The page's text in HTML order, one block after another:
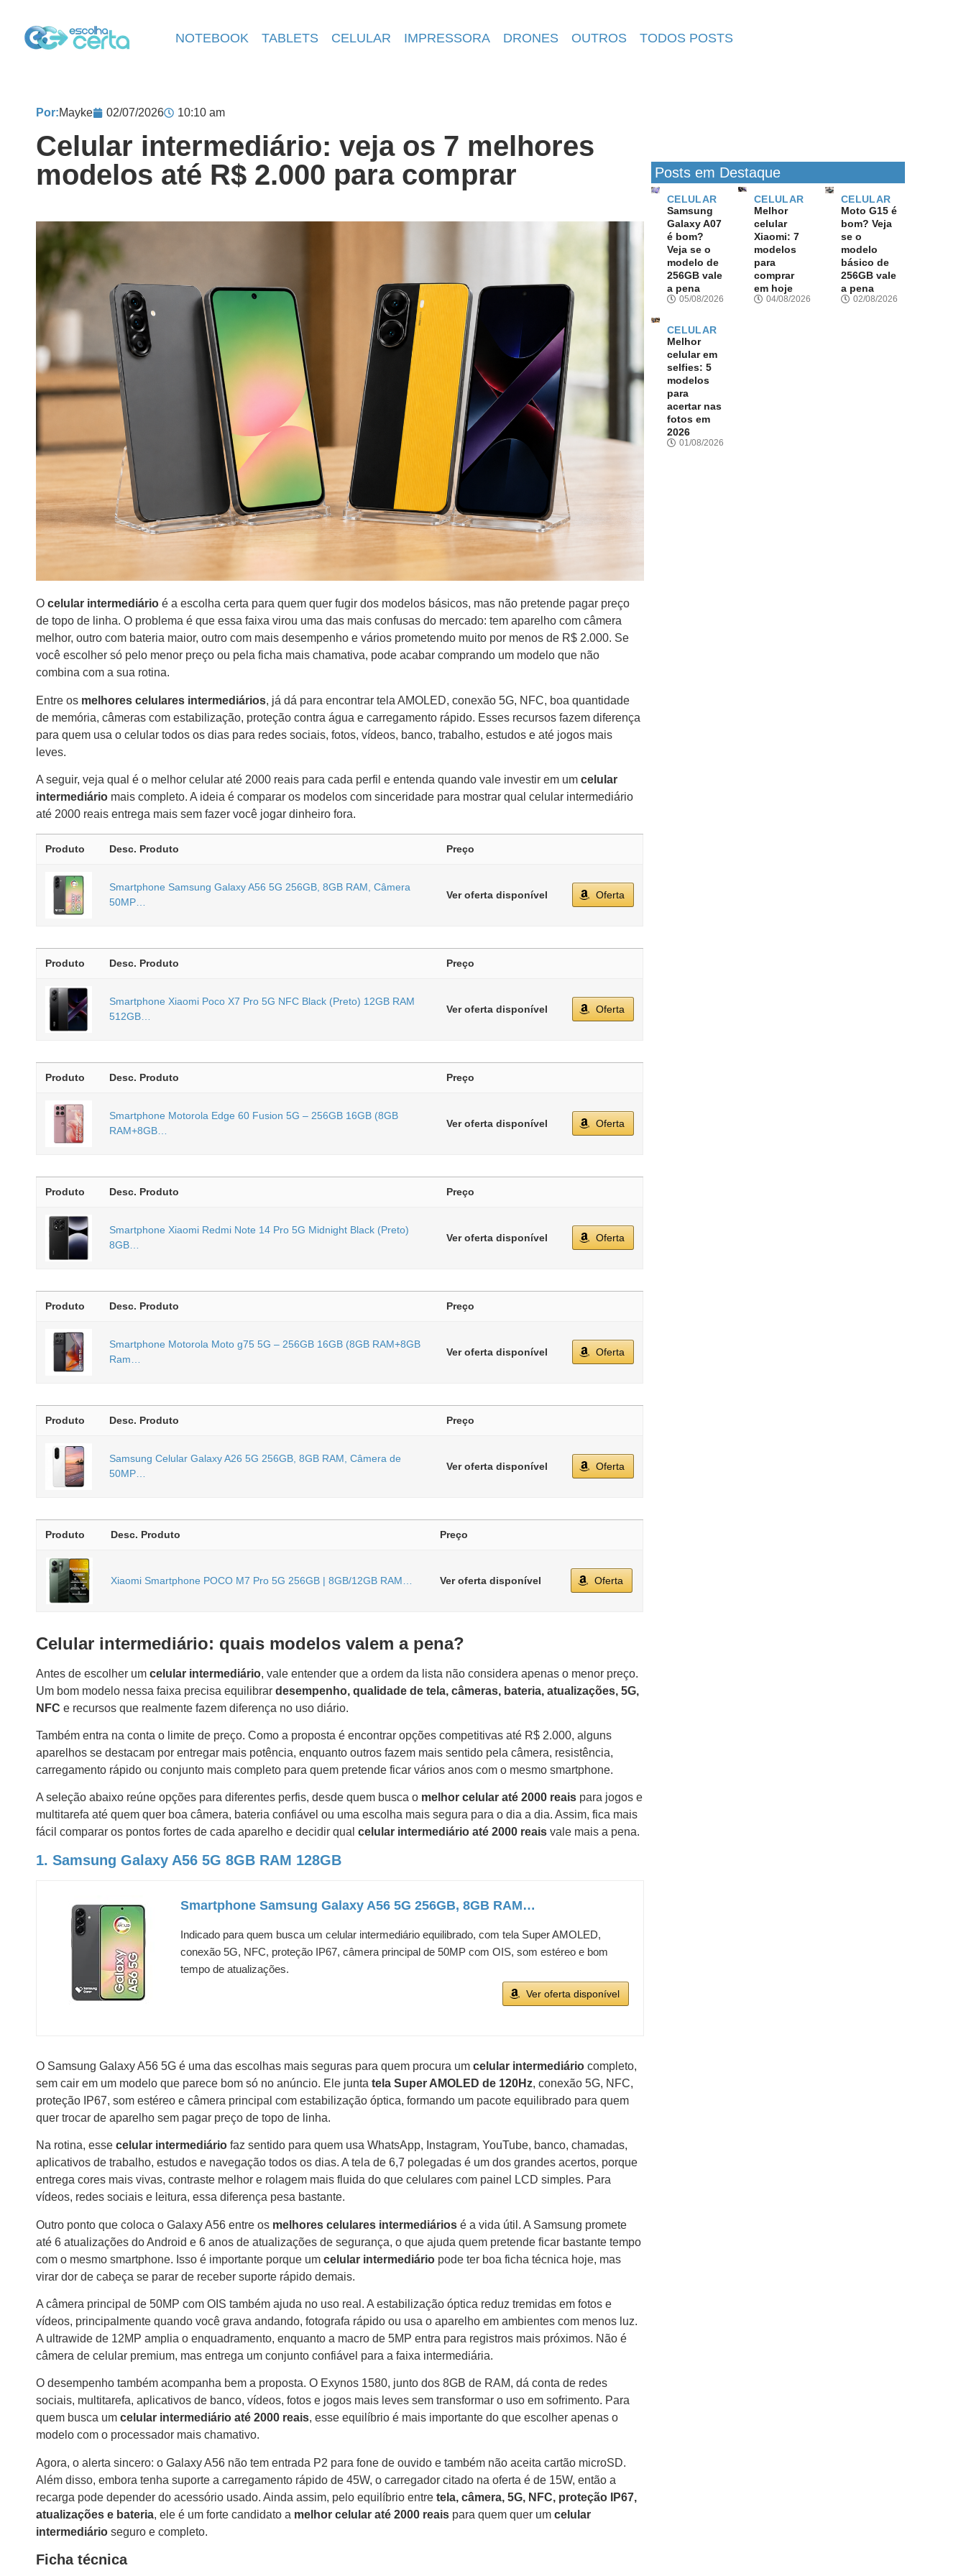
NOTEBOOK TABLETS CELULAR IMPRESSORA DRONES OUTROS TODOS POSTS
Por:Mayke 02/07/2026 10:10 am
Celular intermediário: veja os 7 melhores
modelos até R$ 2.000 para comprar
O celular intermediário é a escolha certa para quem quer fugir dos modelos básicos, mas não pretende pagar preço
de topo de linha. O problema é que essa faixa virou uma das mais confusas do mercado: tem aparelho com câmera
melhor, outro com bateria maior, outro com mais desempenho e vários prometendo muito por menos de R$ 2.000. Se
você escolher só pelo menor preço ou pela ficha mais chamativa, pode acabar comprando um modelo que não
combina com a sua rotina.
Entre os melhores celulares intermediários, já dá para encontrar tela AMOLED, conexão 5G, NFC, boa quantidade
de memória, câmeras com estabilização, proteção contra água e carregamento rápido. Esses recursos fazem diferença
para quem usa o celular todos os dias para redes sociais, fotos, vídeos, banco, trabalho, estudos e até jogos mais
leves.
A seguir, veja qual é o melhor celular até 2000 reais para cada perfil e entenda quando vale investir em um celular
intermediário mais completo. A ideia é comparar os modelos com sinceridade para mostrar qual celular intermediário
até 2000 reais entrega mais sem fazer você jogar dinheiro fora.
Produto Desc. Produto Preço
Smartphone Samsung Galaxy A56 5G 256GB, 8GB RAM, Câmera
50MP…
Ver oferta disponível Oferta
Produto Desc. Produto Preço
Smartphone Xiaomi Poco X7 Pro 5G NFC Black (Preto) 12GB RAM
512GB…
Ver oferta disponível Oferta
Produto Desc. Produto Preço
Smartphone Motorola Edge 60 Fusion 5G – 256GB 16GB (8GB
RAM+8GB…
Ver oferta disponível Oferta
Produto Desc. Produto Preço
Smartphone Xiaomi Redmi Note 14 Pro 5G Midnight Black (Preto)
8GB…
Ver oferta disponível Oferta
Produto Desc. Produto Preço
Smartphone Motorola Moto g75 5G – 256GB 16GB (8GB RAM+8GB
Ram…
Ver oferta disponível Oferta
Produto Desc. Produto Preço
Samsung Celular Galaxy A26 5G 256GB, 8GB RAM, Câmera de
50MP…
Ver oferta disponível Oferta
Produto Desc. Produto Preço
Xiaomi Smartphone POCO M7 Pro 5G 256GB | 8GB/12GB RAM… Ver oferta disponível Oferta
Celular intermediário: quais modelos valem a pena?
Antes de escolher um celular intermediário, vale entender que a ordem da lista não considera apenas o menor preço.
Um bom modelo nessa faixa precisa equilibrar desempenho, qualidade de tela, câmeras, bateria, atualizações, 5G,
NFC e recursos que realmente fazem diferença no uso diário.
Também entra na conta o limite de preço. Como a proposta é encontrar opções competitivas até R$ 2.000, alguns
aparelhos se destacam por entregar mais potência, enquanto outros fazem mais sentido pela câmera, resistência,
carregamento rápido ou conjunto mais completo para quem pretende ficar vários anos com o mesmo smartphone.
A seleção abaixo reúne opções para diferentes perfis, desde quem busca o melhor celular até 2000 reais para jogos e
multitarefa até quem quer boa câmera, bateria confiável ou uma escolha mais segura para o dia a dia. Assim, fica mais
fácil comparar os pontos fortes de cada aparelho e decidir qual celular intermediário até 2000 reais vale mais a pena.
1. Samsung Galaxy A56 5G 8GB RAM 128GB
Smartphone Samsung Galaxy A56 5G 256GB, 8GB RAM…
Indicado para quem busca um celular intermediário equilibrado, com tela Super AMOLED,
conexão 5G, NFC, proteção IP67, câmera principal de 50MP com OIS, som estéreo e bom
tempo de atualizações.
Ver oferta disponível
O Samsung Galaxy A56 5G é uma das escolhas mais seguras para quem procura um celular intermediário completo,
sem cair em um modelo que parece bom só no anúncio. Ele junta tela Super AMOLED de 120Hz, conexão 5G, NFC,
proteção IP67, som estéreo e câmera principal com estabilização óptica, formando um pacote equilibrado para quem
quer trocar de aparelho sem pagar preço de topo de linha.
Na rotina, esse celular intermediário faz sentido para quem usa WhatsApp, Instagram, YouTube, banco, chamadas,
aplicativos de trabalho, estudos e navegação todos os dias. A tela de 6,7 polegadas é um dos grandes acertos, porque
entrega cores mais vivas, contraste melhor e rolagem mais fluida do que celulares com painel LCD simples. Para
vídeos, redes sociais e leitura, essa diferença pesa bastante.
Outro ponto que coloca o Galaxy A56 entre os melhores celulares intermediários é a vida útil. A Samsung promete
até 6 atualizações do Android e 6 anos de atualizações de segurança, o que ajuda quem pretende ficar bastante tempo
com o mesmo smartphone. Isso é importante porque um celular intermediário pode ter boa ficha técnica hoje, mas
virar dor de cabeça se parar de receber suporte rápido demais.
A câmera principal de 50MP com OIS também ajuda no uso real. A estabilização óptica reduz tremidas em fotos e
vídeos, principalmente quando você grava andando, fotografa rápido ou usa o aparelho em ambientes com menos luz.
A ultrawide de 12MP amplia o enquadramento, enquanto a macro de 5MP entra para registros mais próximos. Não é
câmera de celular premium, mas entrega um conjunto confiável para a faixa intermediária.
O desempenho também acompanha bem a proposta. O Exynos 1580, junto dos 8GB de RAM, dá conta de redes
sociais, multitarefa, aplicativos de banco, vídeos, fotos e jogos mais leves sem transformar o uso em sofrimento. Para
quem busca um celular intermediário até 2000 reais, esse equilíbrio é mais importante do que escolher apenas o
modelo com o processador mais chamativo.
Agora, o alerta sincero: o Galaxy A56 não tem entrada P2 para fone de ouvido e também não aceita cartão microSD.
Além disso, embora tenha suporte a carregamento rápido de 45W, o carregador citado na oferta é de 15W, então a
recarga pode depender do acessório usado. Ainda assim, pelo equilíbrio entre tela, câmera, 5G, NFC, proteção IP67,
atualizações e bateria, ele é um forte candidato a melhor celular até 2000 reais para quem quer um celular
intermediário seguro e completo.
Ficha técnica
Posts em Destaque
CELULAR
Samsung
Galaxy A07
é bom?
Veja se o
modelo de
256GB vale
a pena
05/08/2026
CELULAR
Melhor
celular
Xiaomi: 7
modelos
para
comprar
em hoje
04/08/2026
CELULAR
Moto G15 é
bom? Veja
se o
modelo
básico de
256GB vale
a pena
02/08/2026
CELULAR
Melhor
celular em
selfies: 5
modelos
para
acertar nas
fotos em
2026
01/08/2026